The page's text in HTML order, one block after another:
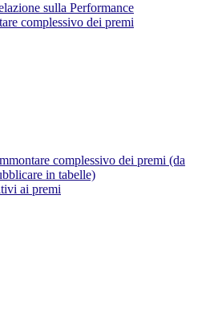
sulla Performance
complessivo dei premi
complessivo dei premi (da
in tabelle)
ai premi